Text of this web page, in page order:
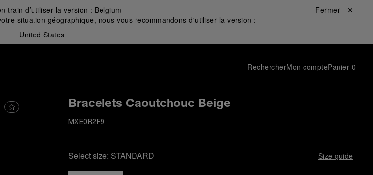
train d’utiliser la version : Belgium
situation géographique, nous vous recommandons d'utiliser la version :
United States
Fermer ✕
RechercherMon comptePanier 0
Bracelets Caoutchouc Beige
MXE0R2F9
Select size: STANDARD Size guide